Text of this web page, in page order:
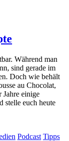
Während man
sind gerade im
Doch wie behält
au Chocolat,
Jahre einige
stelle euch heute
Podcast Tipps